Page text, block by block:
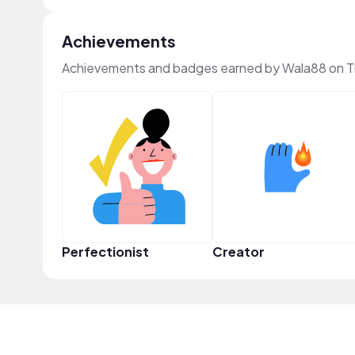
Achievements
Achievements and badges earned by Wala88 on
Perfectionist Creator